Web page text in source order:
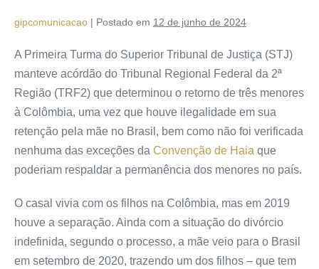
gipcomunicacao | Postado em 12 de junho de 2024
A Primeira Turma do Superior Tribunal de Justiça (STJ)
manteve acórdão do Tribunal Regional Federal da 2ª
Região (TRF2) que determinou o retorno de três menores
à Colômbia, uma vez que houve ilegalidade em sua
retenção pela mãe no Brasil, bem como não foi verificada
nenhuma das exceções da Convenção de Haia que
poderiam respaldar a permanência dos menores no país.
O casal vivia com os filhos na Colômbia, mas em 2019
houve a separação. Ainda com a situação do divórcio
indefinida, segundo o processo, a mãe veio para o Brasil
em setembro de 2020, trazendo um dos filhos – que tem